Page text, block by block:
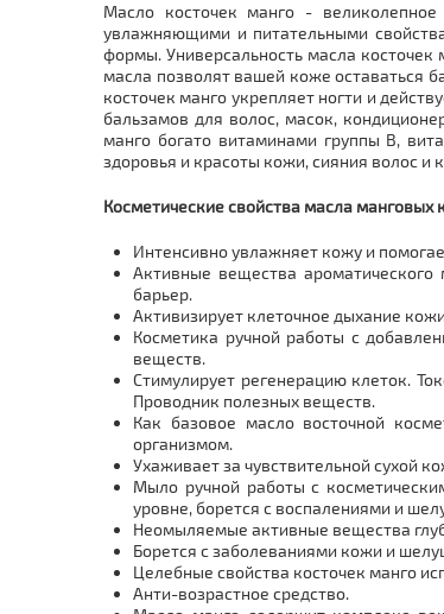
Масло косточек манго -
увлажняющими и питательными
формы. Универсальность масла косточек
масла позволят вашей коже оставаться
косточек манго укрепляет ногти и
бальзамов для волос, масок,
манго богато витаминами группы В,
здоровья и красоты кожи, сияния волос и
Косметические свойства масла манговых
Интенсивно увлажняет кожу и
Активные вещества
барьер.
Активизирует клеточное дыхание
Косметика ручной работы с
веществ.
Стимулирует регенерацию клеток.
Проводник полезных веществ.
Как базовое масло восточной
организмом.
Ухаживает за чувствительной сухой
Мыло ручной работы с
уровне, борется с воспалениями и
Неомыляемые активные вещества
Борется с заболеваниями кожи и
Целебные свойства косточек манго
Анти-возрастное средство.